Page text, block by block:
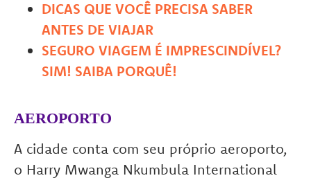
DICAS QUE VOCÊ PRECISA SABER
ANTES DE VIAJAR
SEGURO VIAGEM É IMPRESCINDÍVEL?
SIM! SAIBA PORQUÊ!
AEROPORTO
A cidade conta com seu próprio aeroporto,
o Harry Mwanga Nkumbula International